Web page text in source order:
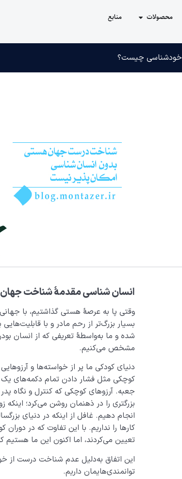
محصولات منابع
خودشناسی چیست؟
انسان شناسی مقدمۀ شناخت
وقتی پا به عرصۀ هستی گذاشتیم، با
بسیار بزرگ‌تر از رحم مادر و با
شده و ما به‌واسطۀ تعریفی که از انسان
مشخص می­‌کنیم.
دنیای کودکی ما پر از خواسته‌ها و
کوچکی مثل فشار دادن تمام دکمه‌های
جعبه. آرزوهای کوچکی که کنترل و نگاه
بزرگتری را در ذهنمان روشن می‌کرد؛ اینکه
انجام دهیم. غافل از اینکه در دنیای
کارها را نداریم. با این تفاوت که در
تعیین می‌­کردند، اما اکنون این ما
این اتفاق به‌دلیل عدم شناخت درست از
توانمندی‌هایمان داریم.